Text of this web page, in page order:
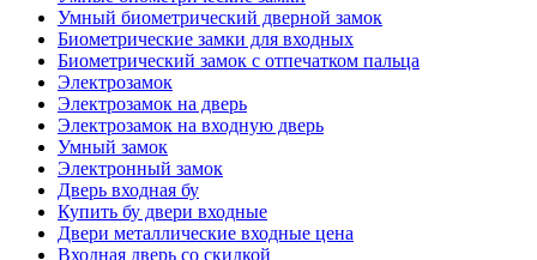
Умный биометрический дверной замок
Биометрические замки для входных
Биометрический замок с отпечатком пальца
Электрозамок
Электрозамок на дверь
Электрозамок на входную дверь
Умный замок
Электронный замок
Дверь входная бу
Купить бу двери входные
Двери металлические входные цена
Входная дверь со скидкой